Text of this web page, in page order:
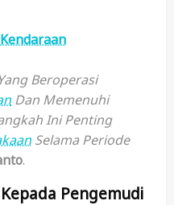
Kendaraan
Beroperasi
Dan Memenuhi
Ini Penting
Selama Periode
.
Pengemudi